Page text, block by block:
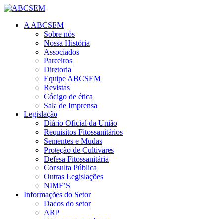
A ABCSEM
Sobre nós
Nossa História
Associados
Parceiros
Diretoria
Equipe ABCSEM
Revistas
Código de ética
Sala de Imprensa
Legislação
Diário Oficial da União
Requisitos Fitossanitários
Sementes e Mudas
Proteção de Cultivares
Defesa Fitossanitária
Consulta Pública
Outras Legislações
NIMF’S
Informações do Setor
Dados do setor
ARP